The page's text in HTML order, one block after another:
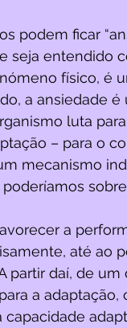
podem ficar
seja
físico,
a ansiedade
luta
– para o
mecanismo
a
até ao
partir daí, de
a
capacidade